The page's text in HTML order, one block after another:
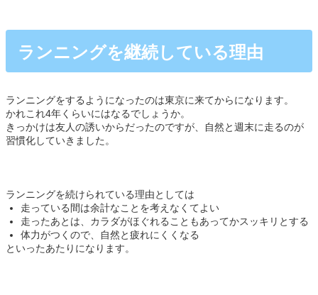
ランニングを継続している理由
ランニングをするようになったのは東京に来てからになります。
かれこれ4年くらいにはなるでしょうか。
きっかけは友人の誘いからだったのですが、自然と週末に走るのが
習慣化していきました。
ランニングを続けられている理由としては
走っている間は余計なことを考えなくてよい
走ったあとは、カラダがほぐれることもあってかスッキリとする
体力がつくので、自然と疲れにくくなる
といったあたりになります。